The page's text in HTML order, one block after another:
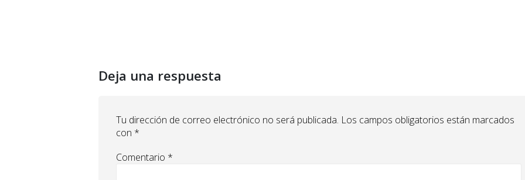
Deja una respuesta
Tu dirección de correo electrónico no será publicada. Los campos obligatorios están marcados
con *
Comentario *